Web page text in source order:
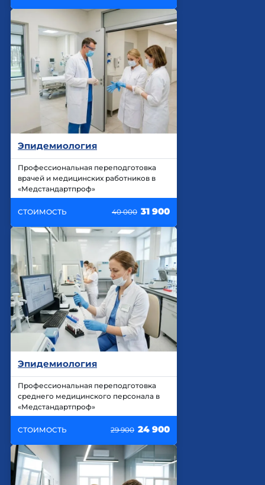
Эпидемиология
Профессиональная переподготовка
врачей и медицинских работников в
«Медстандартпроф»
СТОИМОСТЬ 40 000 31 900
Эпидемиология
Профессиональная переподготовка
среднего медицинского персонала в
«Медстандартпроф»
СТОИМОСТЬ 29 900 24 900